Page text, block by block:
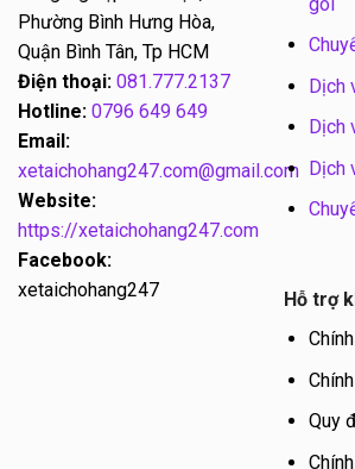
Phường Bình Hưng Hòa,
Quận Bình Tân, Tp HCM
Điện thoại: 081.777.2137
Hotline: 0796 649 649
Email:
xetaichohang247.com@gmail.com
Website:
https://xetaichohang247.com
Facebook:
xetaichohang247
Dịch
Dịch
Dịch
Hỗ trợ
Quy